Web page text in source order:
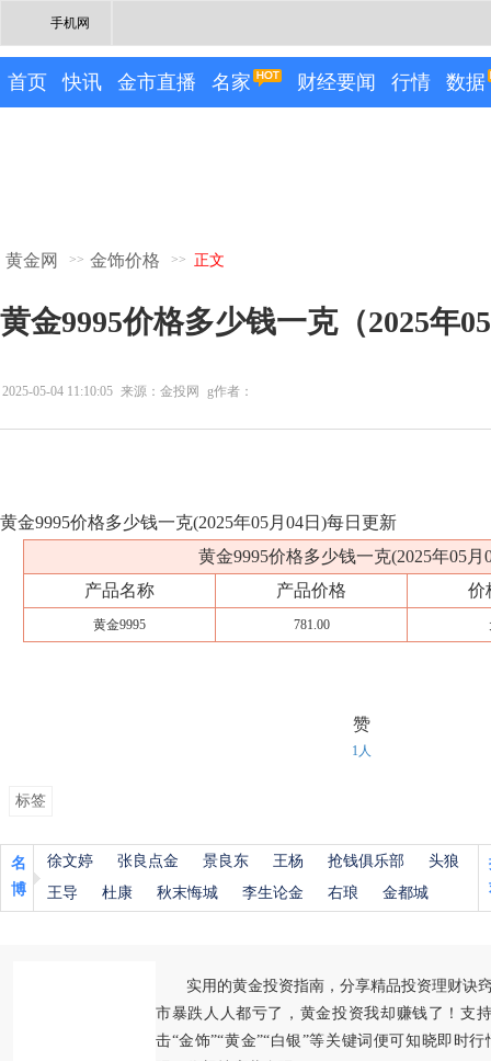
手机网
首页 快讯 金市直播 名家 财经要闻 行情 数据
黄金网 >> 金饰价格 >> 正文
黄金9995价格多少钱一克（2025年
2025-05-04 11:10:05 来源：金投网 g作者：
黄金9995价格多少钱一克(2025年05月04日)每日更新
黄金9995价格多少钱一克(2025年05月
产品名称
产品价格 价
黄金9995 781.00
赞
1人
标签
名
博
徐文婷 张良点金 景良东 王杨 抢钱俱乐部
头狼
王导
杜康 秋末悔城 李生论金 右琅 金都城
实用的黄金投资指南，分享精品投资理财诀
市暴跌人人都亏了，黄金投资我却赚钱了！支
击“金饰”“黄金”“白银”等关键词便可知晓即时